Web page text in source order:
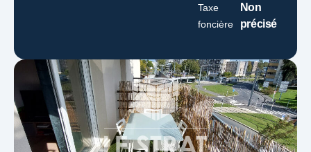
Taxe
foncière
Non
précisé